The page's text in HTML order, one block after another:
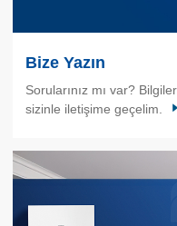
Bize Yazın
Sorularınız mı var?
sizinle iletişime geçelim.